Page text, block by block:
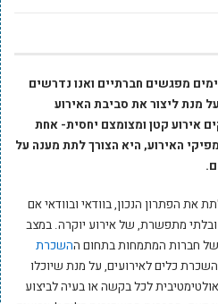
מפגשים חברתיים ואנו נדרשים
מנת ליצור את סביבת האירוע
אירוע קטן ומצומצם יחסית- אחת
האירוע, היא הצורך לתת מענה על
את הפתרון הנכון, בוודאי ובוודאי אם
מתפשרת, של אירוע יוקרה. במצב
של חברות המתמחות בתחום ההשכרת
כלים לאירועים, על מנת שיוכלו
לכל בקשה או בעיה לביצוע